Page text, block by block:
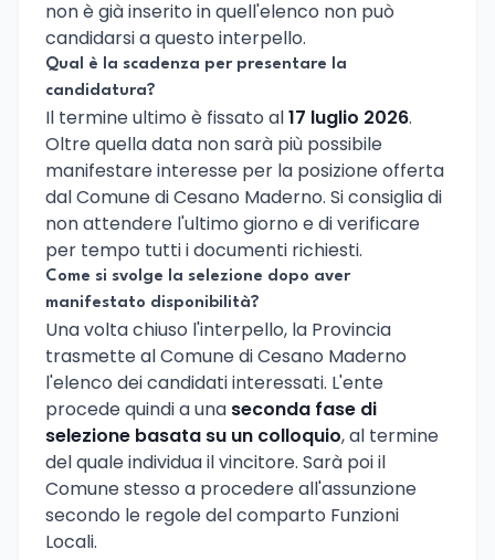
non è già inserito in quell'elenco non può
candidarsi a questo interpello.
Qual è la scadenza per presentare la
candidatura?
Il termine ultimo è fissato al17 luglio 2026.
Oltre quella data non sarà più possibile
manifestare interesse per la posizione offerta
dal Comune di Cesano Maderno. Si consiglia di
non attendere l'ultimo giorno e di verificare
per tempo tutti i documenti richiesti.
Come si svolge la selezione dopo aver
manifestato disponibilità?
Una volta chiuso l'interpello, la Provincia
trasmette al Comune di Cesano Maderno
l'elenco dei candidati interessati. L'ente
procede quindi a una seconda fase di
selezione basata su un colloquio, al termine
del quale individua il vincitore. Sarà poi il
Comune stesso a procedere all'assunzione
secondo le regole del comparto Funzioni
Locali.